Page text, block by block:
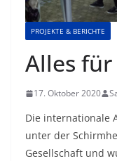
PROJEKTE & BERICHTE
Alles für
17. Oktober 2020
Die internationale
unter der
Gesellschaft und